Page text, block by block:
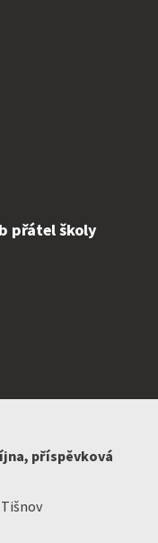
přátel školy
příspěvková